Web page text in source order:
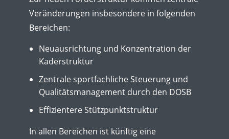
Veränderungen insbesondere in folgenden
Bereichen:
Neuausrichtung und Konzentration der
Kaderstruktur
Zentrale sportfachliche Steuerung und
Qualitätsmanagement durch den DOSB
Effizientere Stützpunktstruktur
In allen Bereichen ist künftig eine